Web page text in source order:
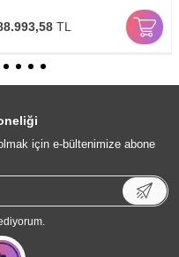
TL
için e-bültenimize abone